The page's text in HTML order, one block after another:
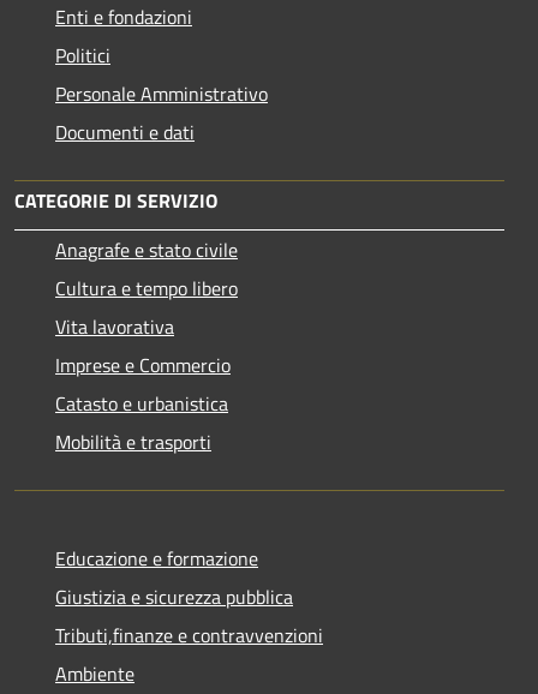
Enti e fondazioni
Politici
Personale Amministrativo
Documenti e dati
CATEGORIE DI SERVIZIO
Anagrafe e stato civile
Cultura e tempo libero
Vita lavorativa
Imprese e Commercio
Catasto e urbanistica
Mobilità e trasporti
Educazione e formazione
Giustizia e sicurezza pubblica
Tributi,finanze e contravvenzioni
Ambiente